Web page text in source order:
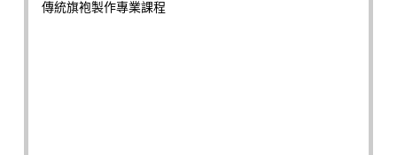
傳統旗袍製作專業課程